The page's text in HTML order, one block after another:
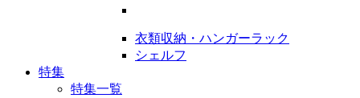
衣類収納・ハンガーラック
シェルフ
特集
特集一覧